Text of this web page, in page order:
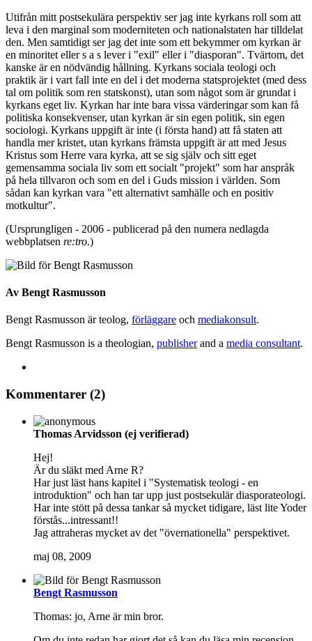
Utifrån mitt postsekulära perspektiv ser jag inte kyrkans roll som att
leva i den marginal som moderniteten och nationalstaten har tilldelat
den. Men samtidigt ser jag det inte som ett bekymmer om kyrkan är
en minoritet eller s a s lever i "exil" eller i "diasporan". Tvärtom, det
kanske är en nödvändig hållning. Kyrkans sociala teologi och
praktik är i vart fall inte en del i det moderna statsprojektet (med dess
tal om politik som ren statskonst), utan som något som är grundat i
kyrkans eget liv. Kyrkan har inte bara vissa värderingar som kan få
politiska konsekvenser, utan kyrkan är sin egen politik, sin egen
sociologi. Kyrkans uppgift är inte (i första hand) att få staten att
handla mer kristet, utan kyrkans främsta uppgift är att med Jesus
Kristus som Herre vara kyrka, att se sig själv och sitt eget
gemensamma sociala liv som ett socialt "projekt" som har anspråk
på hela tillvaron och som en del i Guds mission i världen. Som
sådan kan kyrkan vara "ett alternativt samhälle och en positiv
motkultur".
(Ursprungligen - 2006 - publicerad på den numera nedlagda
webbplatsen re:tro.)
Av Bengt Rasmusson
Bengt Rasmusson är teolog, förläggare och mediakonsult.
Bengt Rasmusson is a theologian, publisherand a media consultant.
Kommentarer (2)
Thomas Arvidsson (ej verifierad)
Hej!
Är du släkt med Arne R?
Har just läst hans kapitel i "Systematisk teologi - en
introduktion" och han tar upp just postsekulär diasporateologi.
Har inte stött på dessa tankar så mycket tidigare, läst lite Yoder
förstås...intressant!!
Jag attraheras mycket av det "övernationella" perspektivet.
maj 08, 2009
Bengt Rasmusson
Thomas: jo, Arne är min bror.